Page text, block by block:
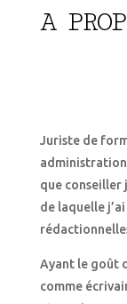
A
Juriste de
administration
que
de laquelle
Ayant le goût
comme